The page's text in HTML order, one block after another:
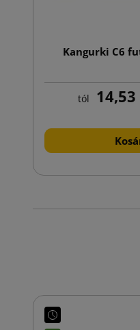
Kangurki C6
tól 14,53